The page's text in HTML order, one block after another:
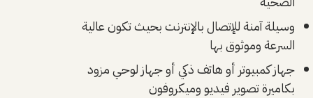
وسيلة آمنة للإتصال بالإنترنت بحيث تكون عالية
السرعة وموثوق بها
جهاز كمبيوتر أو هاتف ذكي أو جهاز لوحي مزود
بكاميرة تصوير فيديو وميكروفون